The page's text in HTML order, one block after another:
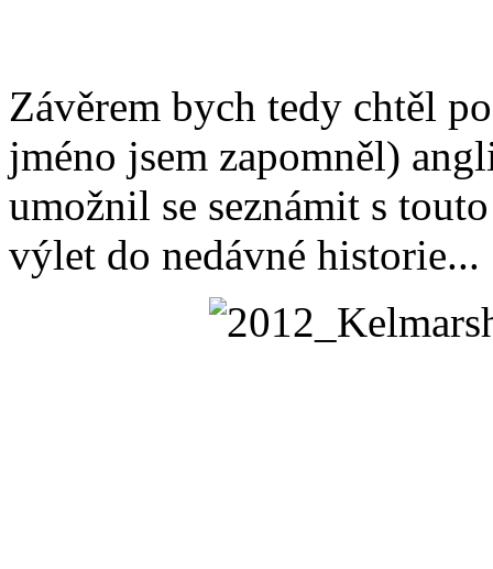
Závěrem bych tedy chtěl
jméno jsem zapomněl)
umožnil se seznámit s
výlet do nedávné historie...